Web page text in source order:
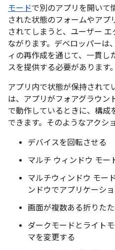
モードで別のアプリを開いて
された状態のフォームやアプ
されてしまうと、ユーザー
ながります。デベロッパーは
ィの再作成を通じて、一貫し
スを提供する必要があります。
アプリ内で状態が保持されて
は、アプリがフォアグラウン
で動作しているときに、構成
できます。そのようなアクシ
デバイスを回転させる
マルチ ウィンドウ モー
マルチウィンドウ モー
ンドウでアプリケーシ
画面が複数ある折りた
ダークモードとライト
マを変更する